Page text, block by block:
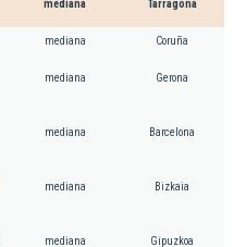
mediana Tarragona
mediana Coruña
mediana Gerona
mediana Barcelona
mediana Bizkaia
mediana Gipuzkoa